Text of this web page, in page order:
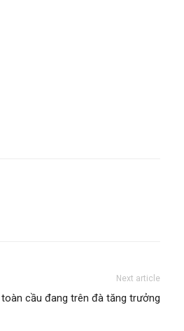
Next article
cầu đang trên đà tăng trưởng